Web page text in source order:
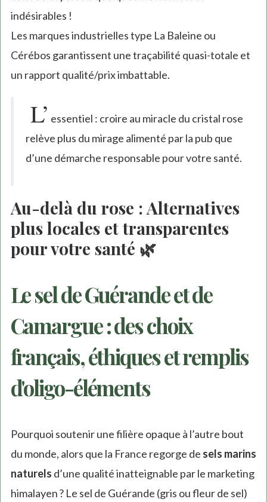
indésirables !
Les marques industrielles type La Baleine ou
Cérébos garantissent une traçabilité quasi-totale et
un rapport qualité/prix imbattable.
L’ essentiel : croire au miracle du cristal rose
relève plus du mirage alimenté par la pub que
d’une démarche responsable pour votre santé.
Au-delà du rose : Alternatives
plus locales et transparentes
pour votre santé 🌿
Le sel de Guérande et de
Camargue : des choix
français, éthiques et remplis
d'oligo-éléments
Pourquoi soutenir une filière opaque à l’autre bout
du monde, alors que la France regorge de sels marins
naturels d’une qualité inatteignable par le marketing
himalayen ? Le sel de Guérande (gris ou fleur de sel)